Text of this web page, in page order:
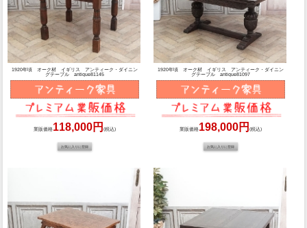
1920年頃 オーク材 イギリス アンティーク・ダイニン
グテーブル antique81145
業販価格118,000円(税込)
1920年頃 オーク材 イギリス アンティーク・ダイニン
グテーブル antique81097
業販価格198,000円 (税込)